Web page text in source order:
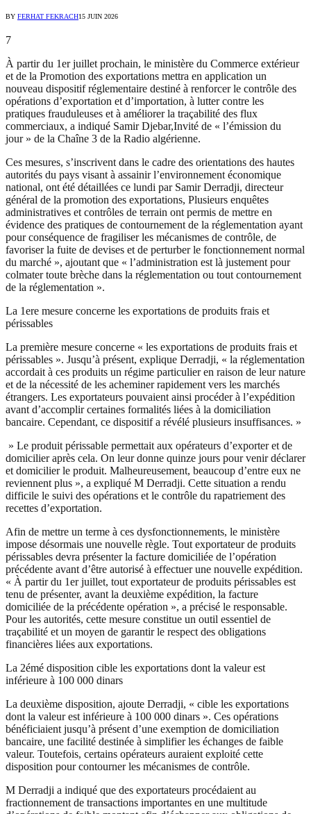
BY FERHAT FEKRACH15 JUIN 2026
7
À partir du 1er juillet prochain, le ministère du Commerce extérieur
et de la Promotion des exportations mettra en application un
nouveau dispositif réglementaire destiné à renforcer le contrôle des
opérations d’exportation et d’importation, à lutter contre les
pratiques frauduleuses et à améliorer la traçabilité des flux
commerciaux, a indiqué Samir Djebar,Invité de « l’émission du
jour » de la Chaîne 3 de la Radio algérienne.
Ces mesures, s’inscrivent dans le cadre des orientations des hautes
autorités du pays visant à assainir l’environnement économique
national, ont été détaillées ce lundi par Samir Derradji, directeur
général de la promotion des exportations, Plusieurs enquêtes
administratives et contrôles de terrain ont permis de mettre en
évidence des pratiques de contournement de la réglementation ayant
pour conséquence de fragiliser les mécanismes de contrôle, de
favoriser la fuite de devises et de perturber le fonctionnement normal
du marché », ajoutant que « l’administration est là justement pour
colmater toute brèche dans la réglementation ou tout contournement
de la réglementation ».
La 1ere mesure concerne les exportations de produits frais et
périssables
La première mesure concerne « les exportations de produits frais et
périssables ». Jusqu’à présent, explique Derradji, « la réglementation
accordait à ces produits un régime particulier en raison de leur nature
et de la nécessité de les acheminer rapidement vers les marchés
étrangers. Les exportateurs pouvaient ainsi procéder à l’expédition
avant d’accomplir certaines formalités liées à la domiciliation
bancaire. Cependant, ce dispositif a révélé plusieurs insuffisances. »
» Le produit périssable permettait aux opérateurs d’exporter et de
domicilier après cela. On leur donne quinze jours pour venir déclarer
et domicilier le produit. Malheureusement, beaucoup d’entre eux ne
reviennent plus », a expliqué M Derradji. Cette situation a rendu
difficile le suivi des opérations et le contrôle du rapatriement des
recettes d’exportation.
Afin de mettre un terme à ces dysfonctionnements, le ministère
impose désormais une nouvelle règle. Tout exportateur de produits
périssables devra présenter la facture domiciliée de l’opération
précédente avant d’être autorisé à effectuer une nouvelle expédition.
« À partir du 1er juillet, tout exportateur de produits périssables est
tenu de présenter, avant la deuxième expédition, la facture
domiciliée de la précédente opération », a précisé le responsable.
Pour les autorités, cette mesure constitue un outil essentiel de
traçabilité et un moyen de garantir le respect des obligations
financières liées aux exportations.
La 2émé disposition cible les exportations dont la valeur est
inférieure à 100 000 dinars
La deuxième disposition, ajoute Derradji, « cible les exportations
dont la valeur est inférieure à 100 000 dinars ». Ces opérations
bénéficiaient jusqu’à présent d’une exemption de domiciliation
bancaire, une facilité destinée à simplifier les échanges de faible
valeur. Toutefois, certains opérateurs auraient exploité cette
disposition pour contourner les mécanismes de contrôle.
M Derradji a indiqué que des exportateurs procédaient au
fractionnement de transactions importantes en une multitude